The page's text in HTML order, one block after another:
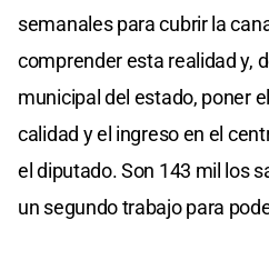
semanales para cubrir la
comprender esta realidad y,
municipal del estado, poner
calidad y el ingreso en el
el diputado. Son 143 mil los
un segundo trabajo para